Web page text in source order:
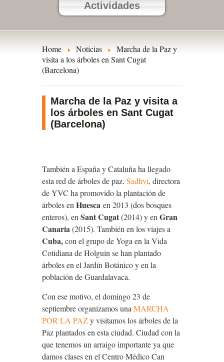
Actividades
Home Noticias
Marcha de la Paz y
visita a los árboles en Sant Cugat
(Barcelona)
Marcha de la Paz y visita a
los árboles en Sant Cugat
(Barcelona)
También a España y Cataluña ha llegado
esta red de árboles de paz. Sadhvi, directora
de YVC ha promovido la plantación de
árboles en Huesca en 2013 (dos bosques
enteros), en Sant Cugat(2014) y en Gran
Canaria(2015). También en los viajes a
Cuba,con el grupo de Yoga en la Vida
Cotidiana de Holguín se han plantado
árboles en el Jardín Botánico y en la
población de Guardalavaca.
Con ese motivo, el domingo 23 de
septiembre organizamos una MARCHA
POR LA PAZy visitamos los árboles de la
Paz plantados en esta ciudad. Ciudad con la
que tenemos un arraigo importante ya que
damos clases en el Centro Médico Can